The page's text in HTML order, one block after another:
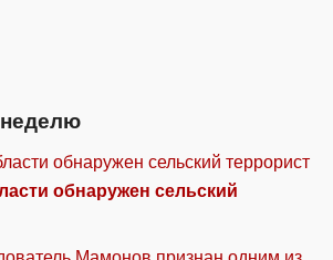
обнаружен сельский